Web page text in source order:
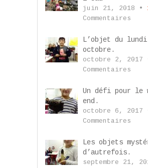
juin 21, 2018 •
Commentaires
L’objet du
octobre.
octobre 2, 2017
Commentaires
Un défi pour le
end.
octobre 6, 2017
Commentaires
Les objets
d’autrefois.
septembre 21,